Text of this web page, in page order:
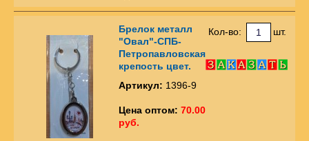
Брелок металл
"Овал"-СПБ-
Петропавловская
крепость цвет.
Артикул: 1396-9
Цена оптом: 70.00
руб.
Кол-во: шт.